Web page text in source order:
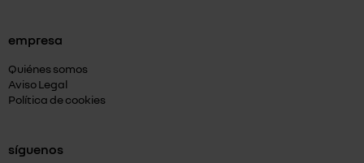
empresa
Quiénes somos
Aviso Legal
Política de cookies
síguenos